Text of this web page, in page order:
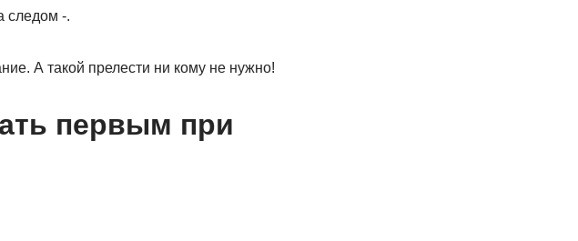
следом -.
А такой прелести ни кому не нужно!
первым при